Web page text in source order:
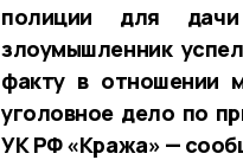
полиции для
злоумышленник
факту в отношении
уголовное дело по
УК РФ «Кража» —